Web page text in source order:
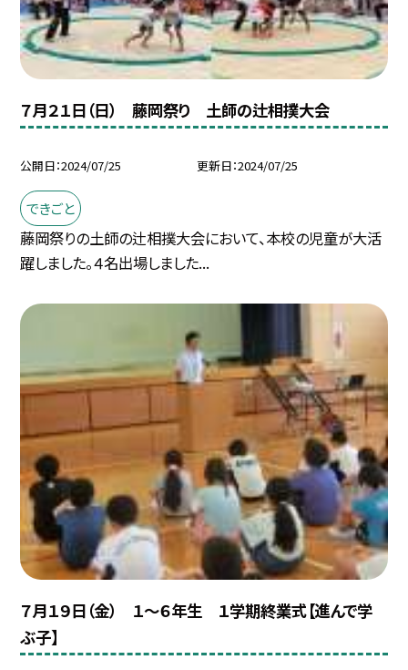
７月２１日（日） 藤岡祭り 土師の辻相撲大会
公開日 2024/07/25 更新日 2024/07/25
できごと
藤岡祭りの土師の辻相撲大会において、本校の児童が大活
躍しました。４名出場しました...
７月１９日（金） １〜６年生 １学期終業式【進んで学
ぶ子】